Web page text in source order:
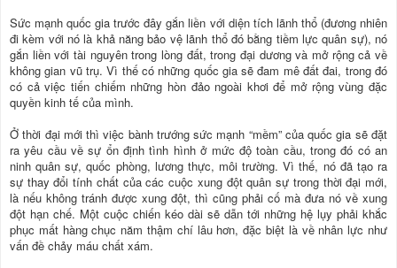
Sức mạnh quốc gia trước đây gắn liền với diện tích lãnh thổ (đương nhiên
đi kèm với nó là khả năng bảo vệ lãnh thổ đó bằng tiềm lực quân sự), nó
gắn liền với tài nguyên trong lòng đất, trong đại dương và mở rộng cả về
không gian vũ trụ. Vì thế có những quốc gia sẽ đam mê đất đai, trong đó
có cả việc tiến chiếm những hòn đảo ngoài khơi để mở rộng vùng đặc
quyền kinh tế của mình.
Ở thời đại mới thì việc bành trướng sức mạnh “mềm” của quốc gia sẽ đặt
ra yêu cầu về sự ổn định tình hình ở mức độ toàn cầu, trong đó có an
ninh quân sự, quốc phòng, lương thực, môi trường. Vì thế, nó đã tạo ra
sự thay đổi tính chất của các cuộc xung đột quân sự trong thời đại mới,
là nếu không tránh được xung đột, thì cũng phải cố mà đưa nó về xung
đột hạn chế. Một cuộc chiến kéo dài sẽ dẫn tới những hệ lụy phải khắc
phục mất hàng chục năm thậm chí lâu hơn, đặc biệt là về nhân lực như
vấn đề chảy máu chất xám.